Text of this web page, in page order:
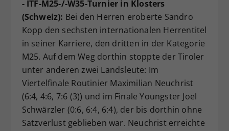
- ITF-M25-/-W35-Turnier in Klosters
(Schweiz): Bei den Herren eroberte Sandro
Kopp den sechsten internationalen Herrentitel
in seiner Karriere, den dritten in der Kategorie
M25. Auf dem Weg dorthin stoppte der Tiroler
unter anderen zwei Landsleute: Im
Viertelfinale Routinier Maximilian Neuchrist
(6:4, 4:6, 7:6 (3)) und im Finale Youngster Joel
Schwärzler (0:6, 6:4, 6:4), der bis dorthin ohne
Satzverlust geblieben war. Neuchrist erreichte